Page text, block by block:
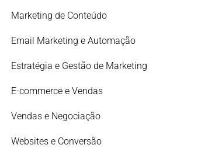
Marketing de Conteúdo
Email Marketing e Automação
Estratégia e Gestão de Marketing
E-commerce e Vendas
Vendas e Negociação
Websites e Conversão